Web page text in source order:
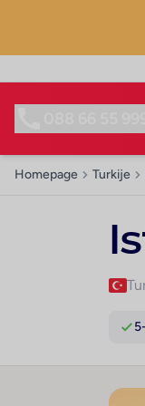
Homepage Turkije